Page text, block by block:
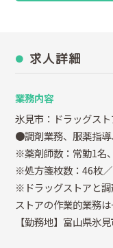
求人詳細
業務内容
氷見市：ドラッグス
●調剤業務、服薬指
※薬剤師数：常勤1名
※処方箋枚数：46枚
※ドラッグストアと
ストアの作業的業務
【勤務地】富山県氷